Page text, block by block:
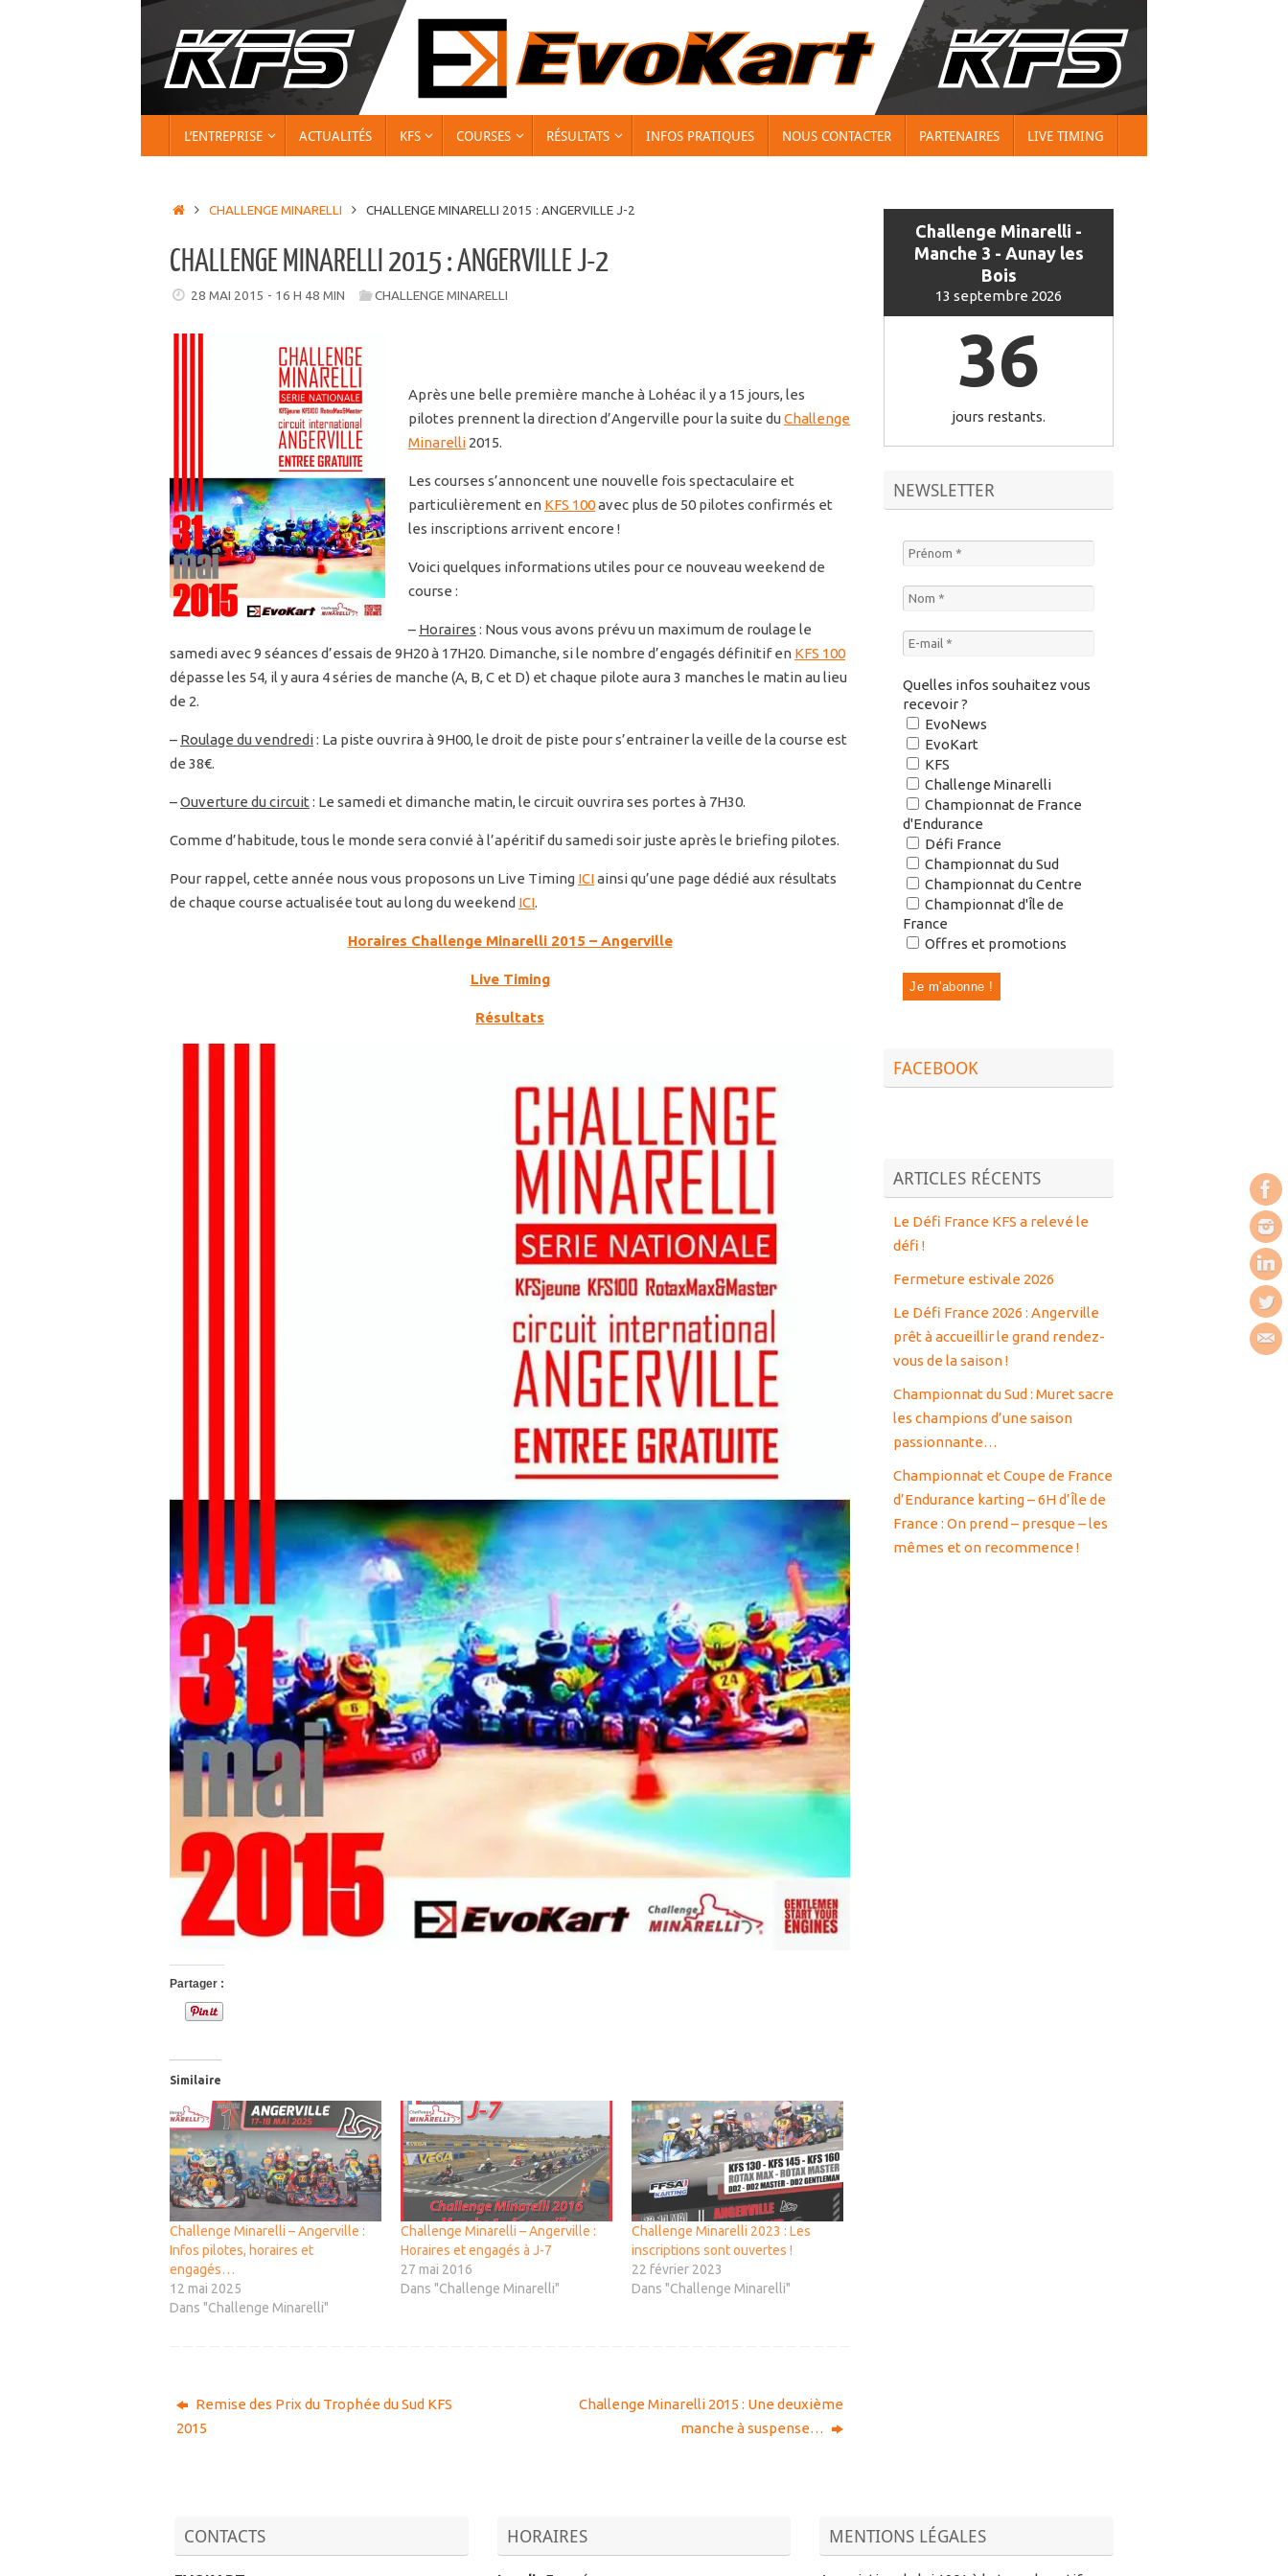
L’ENTREPRISE ACTUALITÉS KFS COURSES RÉSULTATS INFOS PRATIQUES NOUS CONTACTER PARTENAIRES LIVE TIMING
ACCUEIL
CHALLENGE MINARELLI CHALLENGE MINARELLI 2015 : ANGERVILLE J-2
CHALLENGE MINARELLI 2015 : ANGERVILLE J-2
28 MAI 2015 - 16 H 48 MIN CHALLENGE MINARELLI
Après une belle première manche à Lohéac il y a 15 jours, les
pilotes prennent la direction d’Angerville pour la suite duChallenge
Minarelli 2015.
Les courses s’annoncent une nouvelle fois spectaculaire et
particulièrement en KFS 100avec plus de 50 pilotes confirmés et
les inscriptions arrivent encore !
Voici quelques informations utiles pour ce nouveau weekend de
course :
– Horaires : Nous vous avons prévu un maximum de roulage le
samedi avec 9 séances d’essais de 9H20 à 17H20. Dimanche, si le nombre d’engagés définitif en KFS 100
dépasse les 54, il y aura 4 séries de manche (A, B, C et D) et chaque pilote aura 3 manches le matin au lieu
de 2.
– Roulage du vendredi: La piste ouvrira à 9H00, le droit de piste pour s’entrainer la veille de la course est
de 38€.
–Ouverture du circuit : Le samedi et dimanche matin, le circuit ouvrira ses portes à 7H30.
Comme d’habitude, tous le monde sera convié à l’apéritif du samedi soir juste après le briefing pilotes.
Pour rappel, cette année nous vous proposons un Live Timing ICIainsi qu’une page dédié aux résultats
de chaque course actualisée tout au long du weekend ICI.
Horaires Challenge Minarelli 2015 – Angerville
Live Timing
Résultats
Partager :
Similaire
Challenge Minarelli – Angerville :
Infos pilotes, horaires et
engagés…
12 mai 2025
Dans "Challenge Minarelli"
Challenge Minarelli – Angerville :
Horaires et engagés à J-7
27 mai 2016
Dans "Challenge Minarelli"
Challenge Minarelli 2023 : Les
inscriptions sont ouvertes !
22 février 2023
Dans "Challenge Minarelli"
Remise des Prix du Trophée du Sud KFS
2015
Challenge Minarelli 2015 : Une deuxième
manche à suspense…
Challenge Minarelli -
Manche 3 - Aunay les
Bois
13 septembre 2026
36
jours restants.
NEWSLETTER
Quelles infos souhaitez vous
recevoir ?
EvoNews
EvoKart
KFS
Challenge Minarelli
Championnat de France
d'Endurance
Défi France
Championnat du Sud
Championnat du Centre
Championnat d'Île de
France
Offres et promotions
FACEBOOK
ARTICLES RÉCENTS
Le Défi France KFS a relevé le
défi !
Fermeture estivale 2026
Le Défi France 2026 : Angerville
prêt à accueillir le grand rendez-
vous de la saison !
Championnat du Sud : Muret sacre
les champions d’une saison
passionnante…
Championnat et Coupe de France
d’Endurance karting – 6H d’Île de
France : On prend – presque – les
mêmes et on recommence !
CONTACTS HORAIRES MENTIONS LÉGALES